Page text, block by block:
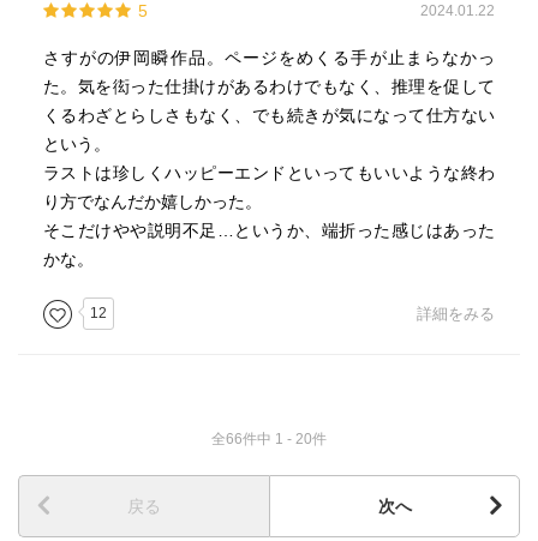
境遇の子がいないか、裕二に調べるようにお願いする。
裕二が高校2年の頃、坂井の友達の天体観測会で、大学生の
香菜子に出会う。二人はデートを重ねて仲良くなるが、香
望して自殺をする。
た子であることを知る。また、津村の母がその時に泊まっ
た旅館が千遥の旅館であることを知る。
っていたことを明かす。その後、父は玉突き事故で亡くな
る。裕二はその遺産で自分の本当の父親の製材所があった
ところを買い取る。
5 2024.01.22
さすがの伊岡瞬作品。ページをめくる手が止まらなかっ
た。気を衒った仕掛けがあるわけでもなく、推理を促して
くるわざとらしさもなく、でも続きが気になって仕方ない
という。
ラストは珍しくハッピーエンドといってもいいような終わ
り方でなんだか嬉しかった。
そこだけやや説明不足…というか、端折った感じはあった
かな。
12 詳細をみる
全66件中 1 - 20件
戻る 次へ